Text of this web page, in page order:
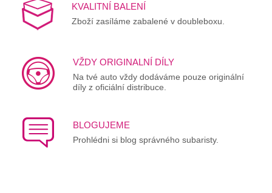
KVALITNÍ BALENÍ
Zboží zasíláme zabalené v doubleboxu.
VŽDY ORIGINALNÍ DÍLY
Na tvé auto vždy dodáváme pouze originální
díly z oficiální distribuce.
BLOGUJEME
Prohlédni si blog správného subaristy.